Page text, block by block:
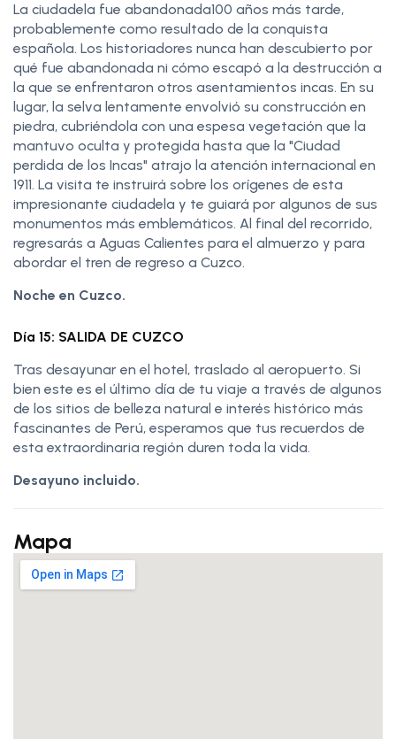
La ciudadela fue abandonada100 años más tarde,
probablemente como resultado de la conquista
española. Los historiadores nunca han descubierto por
qué fue abandonada ni cómo escapó a la destrucción a
la que se enfrentaron otros asentamientos incas. En su
lugar, la selva lentamente envolvió su construcción en
piedra, cubriéndola con una espesa vegetación que la
mantuvo oculta y protegida hasta que la "Ciudad
perdida de los Incas" atrajo la atención internacional en
1911. La visita te instruirá sobre los orígenes de esta
impresionante ciudadela y te guiará por algunos de sus
monumentos más emblemáticos. Al final del recorrido,
regresarás a Aguas Calientes para el almuerzo y para
abordar el tren de regreso a Cuzco.
Noche en Cuzco.
Día 15: SALIDA DE CUZCO
Tras desayunar en el hotel, traslado al aeropuerto. Si
bien este es el último día de tu viaje a través de algunos
de los sitios de belleza natural e interés histórico más
fascinantes de Perú, esperamos que tus recuerdos de
esta extraordinaria región duren toda la vida.
Desayuno incluido.
Mapa